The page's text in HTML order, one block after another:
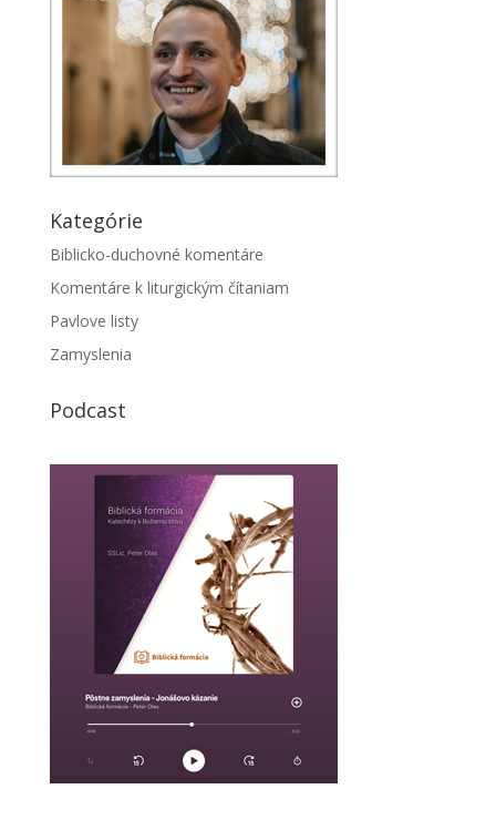
Kategórie
Biblicko-duchovné komentáre
Komentáre k liturgickým čítaniam
Pavlove listy
Zamyslenia
Podcast